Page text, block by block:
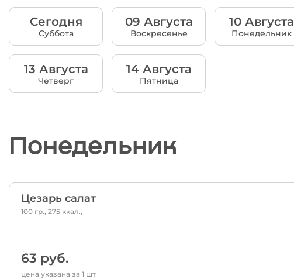
Сегодня
Суббота
09 Августа
Воскресенье
10 Августа
Понедельник
13 Августа
Четверг
14 Августа
Пятница
Понедельник
Цезарь салат
100 гр., 275 ккал.,
63 руб.
цена указана за 1 шт